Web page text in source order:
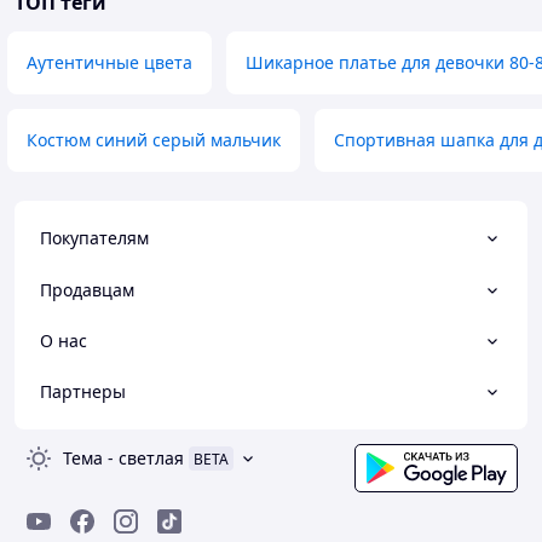
Аутентичные цвета Шикарное платье для девочки 80-
Костюм синий серый мальчик Спортивная шапка для
Покупателям
Продавцам
О нас
Партнеры
Тема - светлая BETA